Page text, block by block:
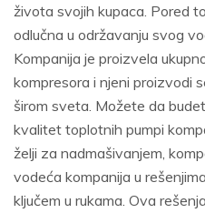
života svojih kupaca. Pored
odlučna u održavanju svog
Kompanija je proizvela
kompresora i njeni proizvodi
širom sveta. Možete da
kvalitet toplotnih pumpi
želji za nadmašivanjem,
vodeća kompanija u
ključem u rukama. Ova